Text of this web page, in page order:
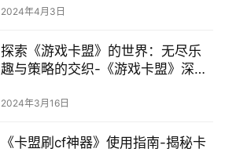
2024年4月3日
探索《游戏卡盟》的世界：无尽乐
趣与策略的交织-《游戏卡盟》深度
结合
2024年3月16日
《卡盟刷cf神器》使用指南-揭秘卡